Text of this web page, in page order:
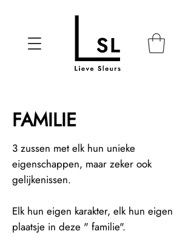
FAMILIE
3 zussen met elk hun unieke
eigenschappen, maar zeker ook
gelijkenissen.
Elk hun eigen karakter, elk hun eigen
plaatsje in deze " familie".